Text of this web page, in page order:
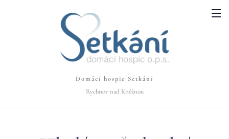
Domácí hospic Setkání
Rychnov nad Kněžnou